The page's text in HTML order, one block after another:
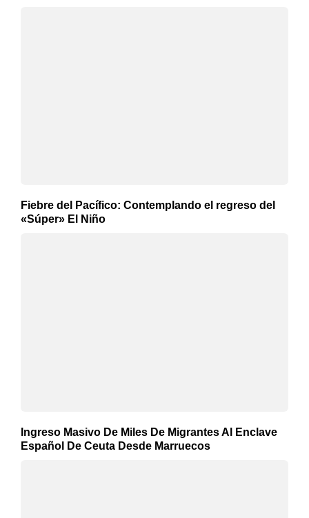
Fiebre del Pacífico: Contemplando el regreso del
«Súper» El Niño
Ingreso Masivo De Miles De Migrantes Al Enclave
Español De Ceuta Desde Marruecos